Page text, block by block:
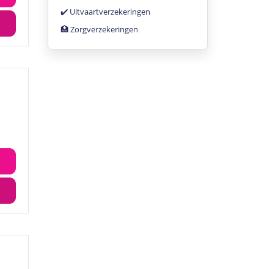
✔️ Uitvaartverzekeringen
🏥 Zorgverzekeringen